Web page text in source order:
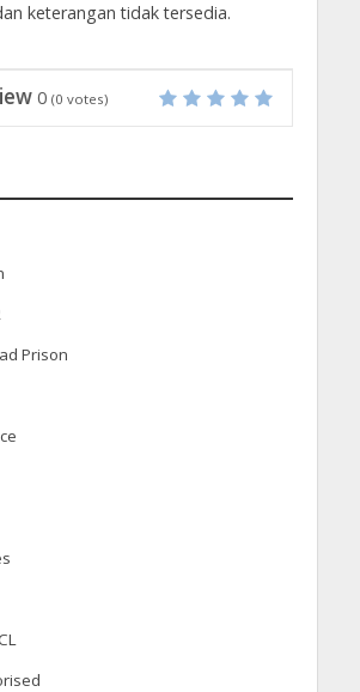
keterangan tidak tersedia.
0 (0 votes)
Prison